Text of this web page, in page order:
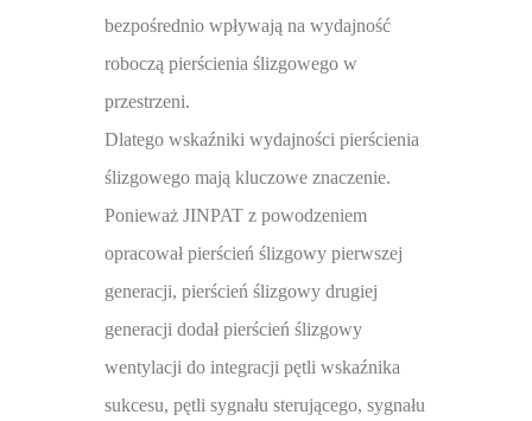
bezpośrednio wpływają na wydajność
roboczą pierścienia ślizgowego w
przestrzeni.
Dlatego wskaźniki wydajności pierścienia
ślizgowego mają kluczowe znaczenie.
Ponieważ JINPAT z powodzeniem
opracował pierścień ślizgowy pierwszej
generacji, pierścień ślizgowy drugiej
generacji dodał pierścień ślizgowy
wentylacji do integracji pętli wskaźnika
sukcesu, pętli sygnału sterującego, sygnału